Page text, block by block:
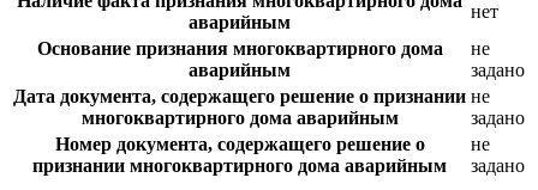
аварийным
нет
Основание признания многоквартирного дома
аварийным
не
задано
Дата документа, содержащего решение о признании
многоквартирного дома аварийным
не
задано
Номер документа, содержащего решение о
признании многоквартирного дома аварийным
не
задано